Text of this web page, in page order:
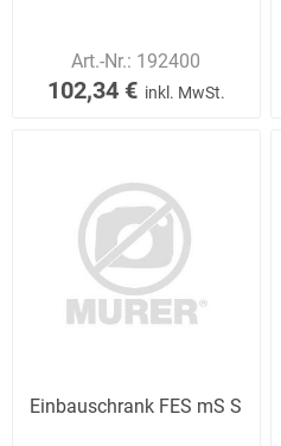
Art.-Nr.: 192400
102,34 € inkl. MwSt.
Einbauschrank FES mS S